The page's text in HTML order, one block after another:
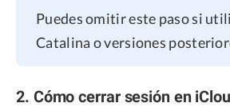
Puedes omitir este paso si
Catalina o versiones
2. Cómo cerrar sesión en